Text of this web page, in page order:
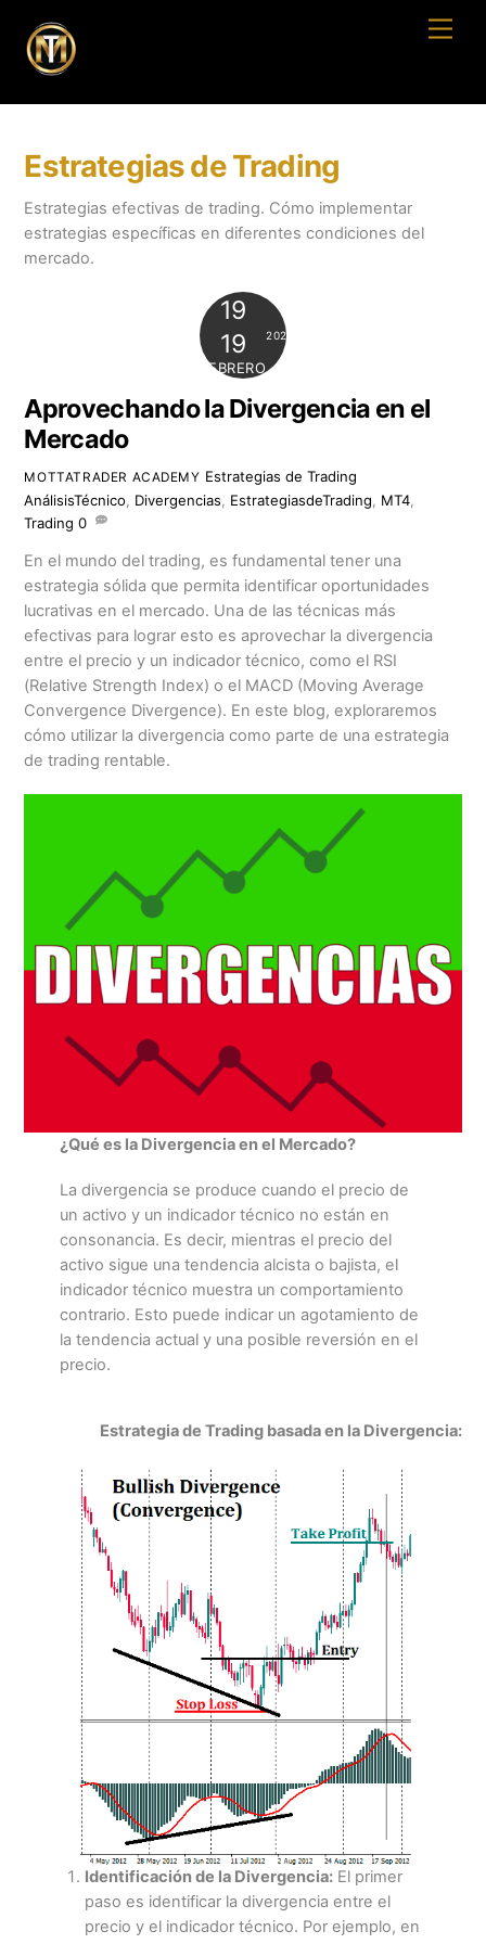
content
Estrategias de Trading
Estrategias efectivas de trading. Cómo implementar
estrategias específicas en diferentes condiciones del
mercado.
19
19
FEBRERO
2024
Aprovechando la Divergencia en el
Mercado
MOTTATRADER ACADEMY Estrategias de Trading
AnálisisTécnico Divergencias EstrategiasdeTrading MT4
Trading 0
En el mundo del trading, es fundamental tener una
estrategia sólida que permita identificar oportunidades
lucrativas en el mercado. Una de las técnicas más
efectivas para lograr esto es aprovechar la divergencia
entre el precio y un indicador técnico, como el RSI
(Relative Strength Index) o el MACD (Moving Average
Convergence Divergence). En este blog, exploraremos
cómo utilizar la divergencia como parte de una estrategia
de trading rentable.
¿Qué es la Divergencia en el Mercado?
La divergencia se produce cuando el precio de
un activo y un indicador técnico no están en
consonancia. Es decir, mientras el precio del
activo sigue una tendencia alcista o bajista, el
indicador técnico muestra un comportamiento
contrario. Esto puede indicar un agotamiento de
la tendencia actual y una posible reversión en el
precio.
Estrategia de Trading basada en la Divergencia:
Identificación de la Divergencia: El primer
paso es identificar la divergencia entre el
precio y el indicador técnico. Por ejemplo, en